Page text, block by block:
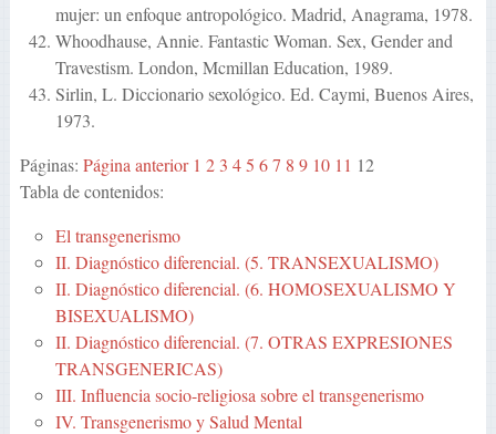
mujer: un enfoque antropológico. Madrid, Anagrama, 1978.
Whoodhause, Annie. Fantastic Woman. Sex, Gender and
Travestism. London, Mcmillan Education, 1989.
Sirlin, L. Diccionario sexológico. Ed. Caymi, Buenos Aires,
1973.
Páginas: Página anterior 1 2 3 4 5 6 7 8 9 10 11 12
Tabla de contenidos:
El transgenerismo
II. Diagnóstico diferencial. (5. TRANSEXUALISMO)
II. Diagnóstico diferencial. (6. HOMOSEXUALISMO Y
BISEXUALISMO)
II. Diagnóstico diferencial. (7. OTRAS EXPRESIONES
TRANSGENERICAS)
III. Influencia socio-religiosa sobre el transgenerismo
IV. Transgenerismo y Salud Mental